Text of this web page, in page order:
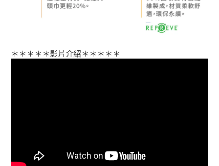
＊＊＊＊＊影片介紹＊＊＊＊＊